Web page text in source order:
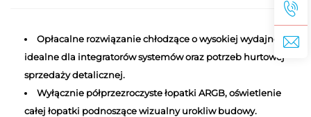
Opłacalne rozwiązanie chłodzące o wysokiej wydajności,
idealne dla integratorów systemów oraz potrzeb hurtowej
sprzedaży detalicznej.
Wyłącznie półprzezroczyste łopatki ARGB, oświetlenie
całej łopatki podnoszące wizualny urokliw budowy.